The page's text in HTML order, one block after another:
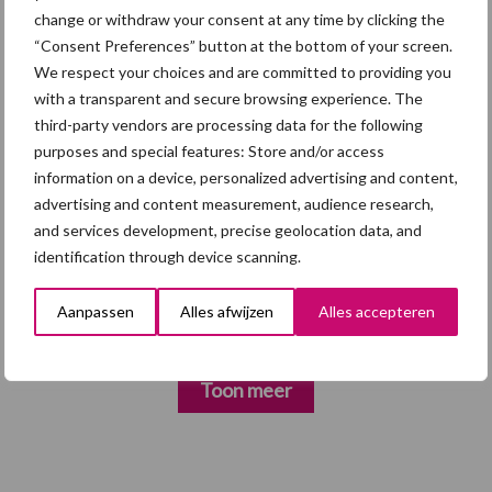
change or withdraw your consent at any time by clicking the
“Consent Preferences” button at the bottom of your screen.
We respect your choices and are committed to providing you
with a transparent and secure browsing experience. The
third-party vendors are processing data for the following
purposes and special features: Store and/or access
information on a device, personalized advertising and content,
advertising and content measurement, audience research,
and services development, precise geolocation data, and
identification through device scanning.
Aanpassen Alles afwijzen Alles accepteren
“Vraag naar praktische
hygieneoplossingen is in Polen
groter dan ooit”
5 aug
Eliminatieprotocol voor
Mycoplasma hyopneumoniae
4 aug
AVP in Finland onderstreept dat
Toon meer